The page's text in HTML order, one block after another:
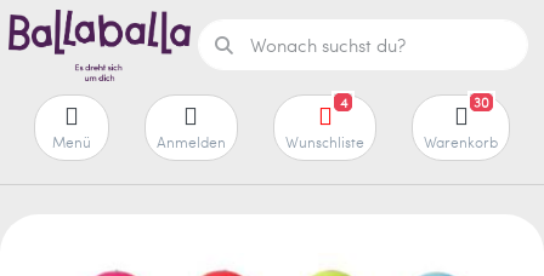
Menü Anmelden
4
Wunschliste
30
Warenkorb